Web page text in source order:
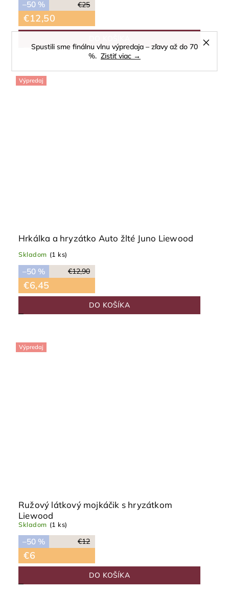
Spustili sme finálnu vlnu výpredaja – zľavy až do 70
%. Zistiť viac →
€25
–50 %
€12,50
Výpredaj
Hrkálka a hryzátko Auto žlté Juno Liewood
Skladom (1 ks)
€12,90
–50 %
€6,45
DO KOŠÍKA
Výpredaj
Ružový látkový mojkáčik s hryzátkom
Liewood
Skladom (1 ks)
€12
–50 %
€6
DO KOŠÍKA